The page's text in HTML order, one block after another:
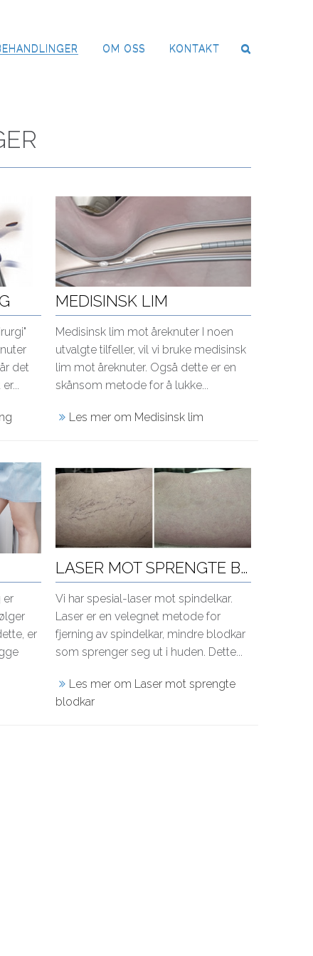
OM OSS KONTAKT
det
MEDISINSK LIM
Medisinsk lim mot åreknuter I noen
utvalgte tilfeller, vil vi bruke medisinsk
lim mot åreknuter. Også dette er en
skånsom metode for å lukke...
Les mer om Medisinsk lim
er
er
LASER MOT SPRENGTE BLODKAR
Vi har spesial-laser mot spindelkar.
Laser er en velegnet metode for
fjerning av spindelkar, mindre blodkar
som sprenger seg ut i huden. Dette...
Les mer om Laser mot sprengte
blodkar